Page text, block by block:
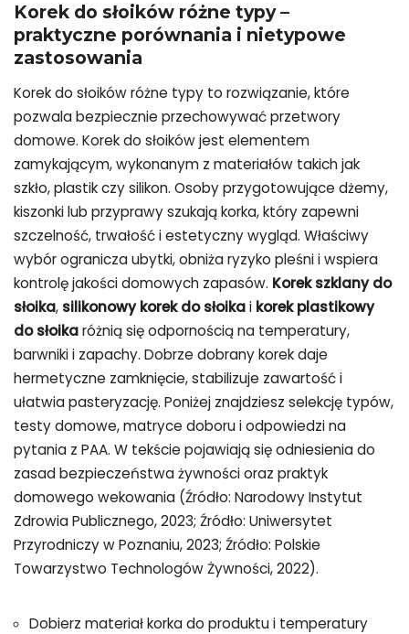
Korek do słoików różne typy–
praktyczne porównania i nietypowe
zastosowania
Korek do słoików różne typy to rozwiązanie, które
pozwala bezpiecznie przechowywać przetwory
domowe. Korek do słoików jest elementem
zamykającym, wykonanym z materiałów takich jak
szkło, plastik czy silikon. Osoby przygotowujące dżemy,
kiszonki lub przyprawy szukają korka, który zapewni
szczelność, trwałość i estetyczny wygląd. Właściwy
wybór ogranicza ubytki, obniża ryzyko pleśni i wspiera
kontrolę jakości domowych zapasów. Korek szklany do
słoika, silikonowy korek do słoikai korek plastikowy
do słoikaróżnią się odpornością na temperatury,
barwniki i zapachy. Dobrze dobrany korek daje
hermetyczne zamknięcie, stabilizuje zawartość i
ułatwia pasteryzację. Poniżej znajdziesz selekcję typów,
testy domowe, matryce doboru i odpowiedzi na
pytania z PAA. W tekście pojawiają się odniesienia do
zasad bezpieczeństwa żywności oraz praktyk
domowego wekowania (Źródło: Narodowy Instytut
Zdrowia Publicznego, 2023; Źródło: Uniwersytet
Przyrodniczy w Poznaniu, 2023; Źródło: Polskie
Towarzystwo Technologów Żywności, 2022).
Dobierz materiał korka do produktu i temperatury